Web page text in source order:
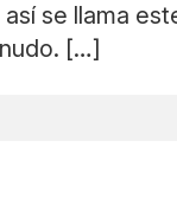
se llama
[…]